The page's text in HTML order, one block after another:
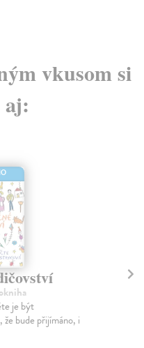
vkusom si
počala. Dává
dobré l...